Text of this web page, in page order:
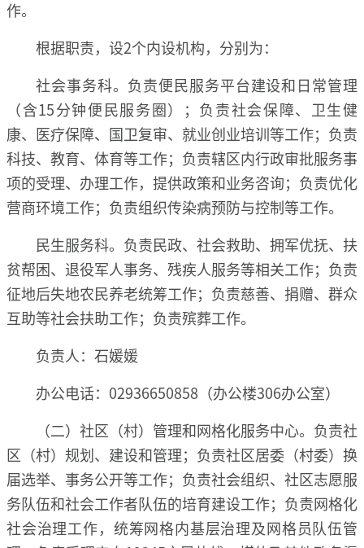
作。
根据职责，设2个内设机构，分别为：
社会事务科。负责便民服务平台建设和日常管理
（含15分钟便民服务圈）；负责社会保障、卫生健
康、医疗保障、国卫复审、就业创业培训等工作；负责
科技、教育、体育等工作；负责辖区内行政审批服务事
项的受理、办理工作，提供政策和业务咨询；负责优化
营商环境工作；负责组织传染病预防与控制等工作。
民生服务科。负责民政、社会救助、拥军优抚、扶
贫帮困、退役军人事务、残疾人服务等相关工作；负责
征地后失地农民养老统筹工作；负责慈善、捐赠、群众
互助等社会扶助工作；负责殡葬工作。
负责人：石媛媛
办公电话：02936650858（办公楼306办公室）
（二）社区（村）管理和网格化服务中心。负责社
区（村）规划、建设和管理；负责社区居委（村委）换
届选举、事务公开等工作；负责社会组织、社区志愿服
务队伍和社会工作者队伍的培育建设工作；负责网格化
社会治理工作，统筹网格内基层治理及网格员队伍管